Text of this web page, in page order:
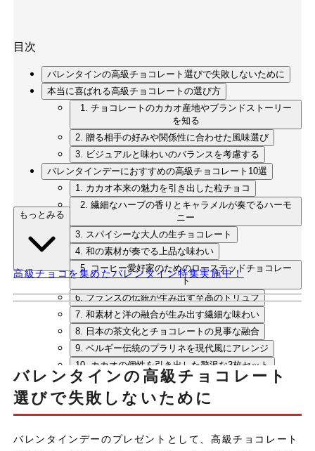
目次
バレンタインの高級チョコレート選びで失敗しないために
本当に喜ばれる高級チョコレートの選び方
1. チョコレートのカカオ産地やブランドストーリー
を知る
2. 贈る相手の好みや関係性に合わせた風味選び
3. ビジュアルと味わいのバランスを考慮する
バレンタインデーにおすすめの高級チョコレート10選
1. カカオ本来の魅力を引き出した粒チョコ
2. 繊細なハーブの香りとキャラメルが奏でるハーモ
ニー
3. スパイシーな大人の生チョコレート
4. 和の素材が奏でる上品な味わい
5. コーヒー愛好家のためのローステッドチョコレー
ト
6. フランスの伝統が生み出す至高のトリュフ
7. 和素材と洋の融合が生み出す繊細な味わい
8. 日本の茶文化とチョコレートの見事な融合
9. ベルギー伝統のプラリネを現代風にアレンジ
10. カカオの個性を引き出した贅沢な3枚セット
まとめ
もっとみる
高級チョコを集めたバレンタイン特集実施中！
バレンタインの高級チョコレート
選びで失敗しないために
バレンタインデーのプレゼントとして、高級チョコレート